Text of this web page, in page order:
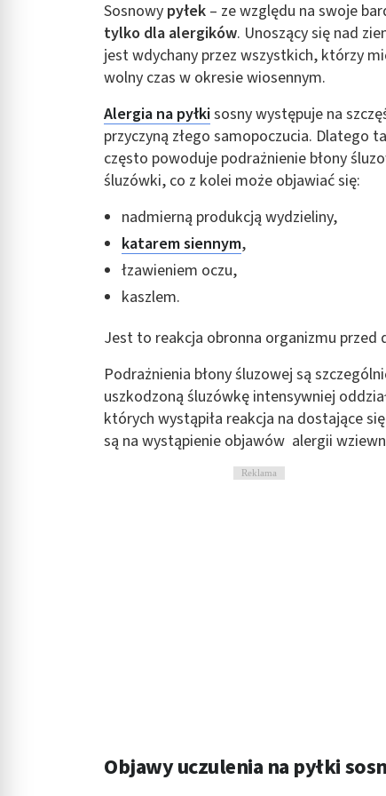
Sosnowy pyłek – ze względu na swoje
tylko dla alergików. Unoszący się nad
jest wdychany przez wszystkich, którzy
wolny czas w okresie wiosennym.
Alergia na pyłkisosny występuje na
przyczyną złego samopoczucia. Dlatego
często powoduje podrażnienie błony
śluzówki, co z kolei może objawiać się:
nadmierną produkcją wydzieliny,
katarem siennym,
łzawieniem oczu,
kaszlem.
Jest to reakcja obronna organizmu
Podrażnienia błony śluzowej są
uszkodzoną śluzówkę intensywniej
których wystąpiła reakcja na dostające
są na wystąpienie objawów alergii
Reklama
Objawy uczulenia na pyłki
Rozumienie odbiorców dzięki statystyce lub kombinacji
Rozwój i ulepszanie usług
Wykorzystywanie ograniczonych danych do wyboru treści
Funkcje specjalne IAB:
Użycie dokładnych danych geolokalizacyjnych
Identyfikowanie urządzeń na podstawie aktywnie żądanych
Cele przetwarzania inne niż IAB:
Wydajność (Performance)